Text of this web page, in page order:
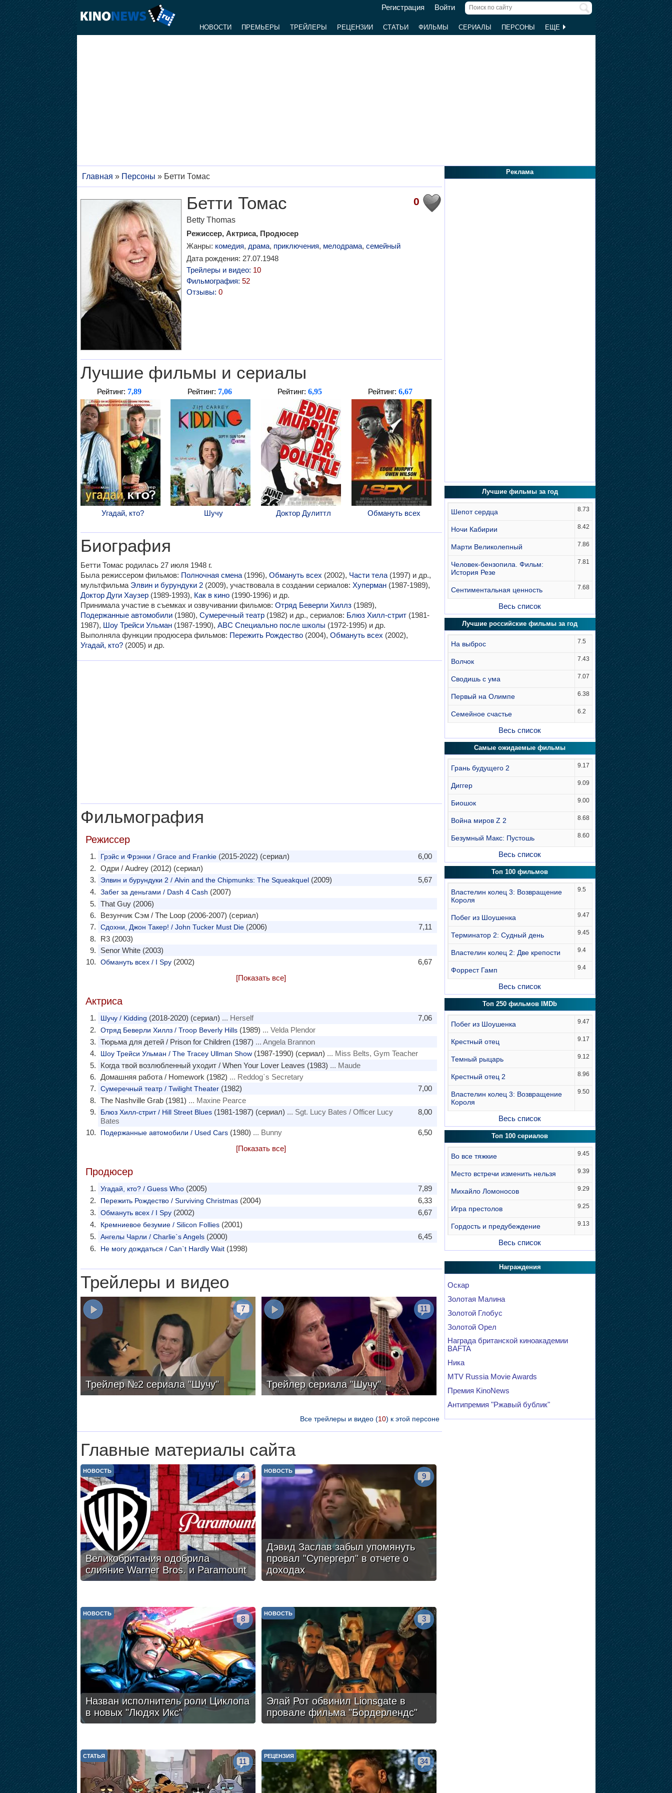
Регистрация Войти
НОВОСТИ ПРЕМЬЕРЫ ТРЕЙЛЕРЫ РЕЦЕНЗИИ СТАТЬИ ФИЛЬМЫ СЕРИАЛЫ ПЕРСОНЫ ЕЩЕ
Главная » Персоны » Бетти Томас
0
Бетти Томас
Betty Thomas
Режиссер, Актриса, Продюсер
Жанры: комедия, драма, приключения, мелодрама, семейный
Дата рождения: 27.07.1948
Трейлеры и видео: 10
Фильмография: 52
Отзывы: 0
Лучшие фильмы и сериалы
Рейтинг: 7,89
Угадай, кто?
Рейтинг: 7,06
Шучу
Рейтинг:6,95
Доктор Дулиттл
Рейтинг:6,67
Обмануть всех
Биография
Бетти Томас родилась 27 июля 1948 г.
Была режиссером фильмов: Полночная смена(1996), Обмануть всех (2002), Части тела(1997) и др.,
мультфильма Элвин и бурундуки 2(2009), участвовала в создании сериалов: Хуперман(1987-1989),
Доктор Дуги Хаузер(1989-1993), Как в кино(1990-1996) и др.
Принимала участие в съемках и озвучивании фильмов: Отряд Беверли Хиллз(1989),
Подержанные автомобили(1980), Сумеречный театр(1982) и др., сериалов: Блюз Хилл-стрит(1981-
1987), Шоу Трейси Ульман(1987-1990), ABC Специально после школы (1972-1995) и др.
Выполняла функции продюсера фильмов: Пережить Рождество(2004), Обмануть всех (2002),
Угадай, кто?(2005) и др.
Фильмография
Режиссер
6,00
Грэйс и Фрэнки / Grace and Frankie(2015-2022) (сериал)
Одри / Audrey (2012) (сериал)
5,67
Элвин и бурундуки 2 / Alvin and the Chipmunks: The Squeakquel(2009)
Забег за деньгами / Dash 4 Cash (2007)
That Guy (2006)
Везунчик Сэм / The Loop (2006-2007) (сериал)
7,11
Сдохни, Джон Такер! / John Tucker Must Die(2006)
R3 (2003)
Senor White (2003)
6,67
Обмануть всех / I Spy(2002)
[Показать все]
Актриса
7,06
Шучу / Kidding (2018-2020) (сериал) ... Herself
Отряд Беверли Хиллз / Troop Beverly Hills(1989) ... Velda Plendor
Тюрьма для детей / Prison for Children (1987) ... Angela Brannon
Шоу Трейси Ульман / The Tracey Ullman Show(1987-1990) (сериал) ... Miss Belts, Gym Teacher
Когда твой возлюбленный уходит / When Your Lover Leaves (1983) ... Maude
Домашняя работа / Homework (1982) ... Reddog`s Secretary
7,00
Сумеречный театр / Twilight Theater(1982)
The Nashville Grab (1981) ... Maxine Pearce
8,00
Блюз Хилл-стрит / Hill Street Blues(1981-1987) (сериал) ... Sgt. Lucy Bates / Officer Lucy
Bates
6,50
Подержанные автомобили / Used Cars(1980) ... Bunny
[Показать все]
Продюсер
7,89
Угадай, кто? / Guess Who(2005)
6,33
Пережить Рождество / Surviving Christmas(2004)
6,67
Обмануть всех / I Spy(2002)
Кремниевое безумие / Silicon Follies(2001)
6,45
Ангелы Чарли / Charlie`s Angels(2000)
Не могу дождаться / Can`t Hardly Wait(1998)
Трейлеры и видео
Трейлер №2 сериала "Шучу"
7
Трейлер сериала "Шучу"
11
Все трейлеры и видео (10) к этой персоне
Главные материалы сайта
Великобритания одобрила
слияние Warner Bros. и Paramount
НОВОСТЬ
4
Дэвид Заслав забыл упомянуть
провал "Супергерл" в отчете о
доходах
НОВОСТЬ
9
Назван исполнитель роли Циклопа
в новых "Людях Икс"
НОВОСТЬ
8
Элай Рот обвинил Lionsgate в
провале фильма "Бордерлендс"
НОВОСТЬ
3
СТАТЬЯ
11
РЕЦЕНЗИЯ
34
Реклама
Лучшие фильмы за год
Шепот сердца 8.73
Ночи Кабирии 8.42
Марти Великолепный 7.86
Человек-бензопила. Фильм:
История Резе
7.81
Сентиментальная ценность 7.68
Весь список
Лучшие российские фильмы за год
На выброс 7.5
Волчок 7.43
Сводишь с ума 7.07
Первый на Олимпе 6.38
Семейное счастье 6.2
Весь список
Самые ожидаемые фильмы
Грань будущего 2 9.17
Диггер 9.09
Биошок 9.00
Война миров Z 2 8.68
Безумный Макс: Пустошь 8.60
Весь список
Топ 100 фильмов
Властелин колец 3: Возвращение
Короля
9.5
Побег из Шоушенка 9.47
Терминатор 2: Судный день 9.45
Властелин колец 2: Две крепости 9.4
Форрест Гамп 9.4
Весь список
Топ 250 фильмов IMDb
Побег из Шоушенка 9.47
Крестный отец 9.17
Темный рыцарь 9.12
Крестный отец 2 8.96
Властелин колец 3: Возвращение
Короля
9.50
Весь список
Топ 100 сериалов
Во все тяжкие 9.45
Место встречи изменить нельзя 9.39
Михайло Ломоносов 9.29
Игра престолов 9.25
Гордость и предубеждение 9.13
Весь список
Награждения
Оскар
Золотая Малина
Золотой Глобус
Золотой Орел
Награда британской киноакадемии
BAFTA
Ника
MTV Russia Movie Awards
Премия KinoNews
Антипремия "Ржавый бублик"